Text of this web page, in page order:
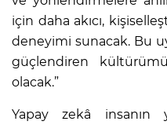
için daha akıcı,
deneyimi sunacak. Bu
güçlendiren
olacak.”
Yapay zekâ insanın